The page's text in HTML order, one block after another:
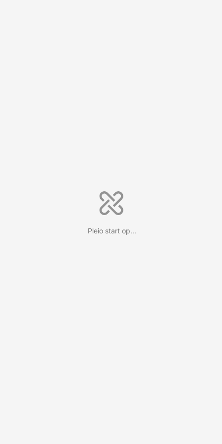
Pleio start op...